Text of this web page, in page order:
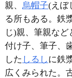
親、 烏帽子(えぼ
る所もある。鉄
じ)親、筆親な
付け子、筆子、
した しるし に鉄
広くみられた。